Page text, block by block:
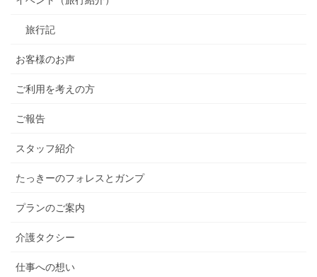
旅行記
お客様のお声
ご利用を考えの方
ご報告
スタッフ紹介
たっきーのフォレスとガンプ
プランのご案内
介護タクシー
仕事への想い